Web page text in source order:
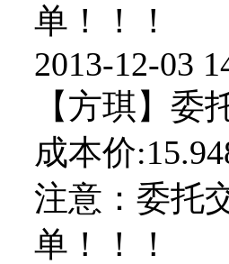
单！！！
2013-12-03
【方琪】委
成本价
注意：委托
单！！！